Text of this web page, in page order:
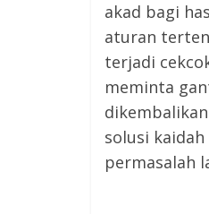
akad bagi
aturan
terjadi
meminta
solusi
permasalah